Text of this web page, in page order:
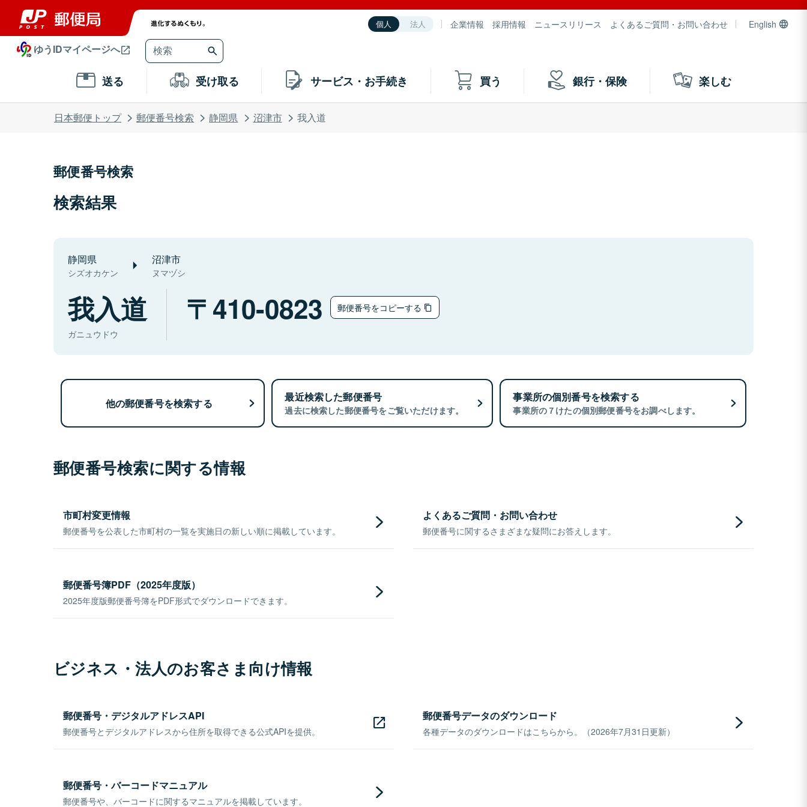
個人 法人 企業情報 採用情報 ニュースリリース よくあるご質問・お問い合わせ English
ゆうIDマイページへ
送る 受け取る サービス・お手続き 買う 銀行・保険 楽しむ
日本郵便トップ 郵便番号検索 静岡県 沼津市 我入道
郵便番号検索
検索結果
静岡県
シズオカケン
沼津市
ヌマヅシ
我入道
ガニュウドウ
410-0823 郵便番号をコピーする
他の郵便番号を検索する 最近検索した郵便番号
過去に検索した郵便番号をご覧いただけます。
事業所の個別番号を検索する
事業所の７けたの個別郵便番号をお調べします。
郵便番号検索に関する情報
市町村変更情報
郵便番号を公表した市町村の一覧を実施日の新しい順に掲載しています。
よくあるご質問・お問い合わせ
郵便番号に関するさまざまな疑問にお答えします。
郵便番号簿PDF（2025年度版）
2025年度版郵便番号簿をPDF形式でダウンロードできます。
ビジネス・法人のお客さま向け情報
郵便番号・デジタルアドレスAPI
郵便番号とデジタルアドレスから住所を取得できる公式APIを提供。
郵便番号データのダウンロード
各種データのダウンロードはこちらから。（2026年7月31日更新）
郵便番号・バーコードマニュアル
郵便番号や、バーコードに関するマニュアルを掲載しています。